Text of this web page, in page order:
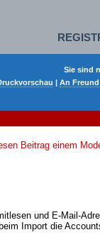
Sie sind
| An
und E-Mail-
Import die